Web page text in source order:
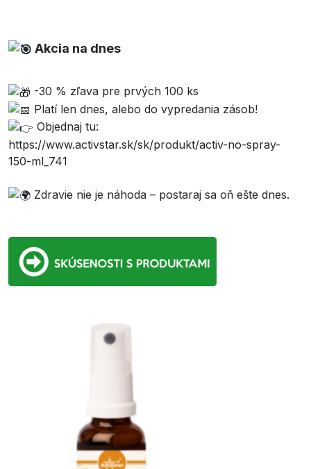
Akcia na dnes
-30 % zľava pre prvých 100 ks
Platí len dnes, alebo do vypredania zásob!
Objednaj tu:
https://www.activstar.sk/sk/produkt/activ-no-spray-
150-ml_741
Zdravie nie je náhoda – postaraj sa oň ešte dnes.